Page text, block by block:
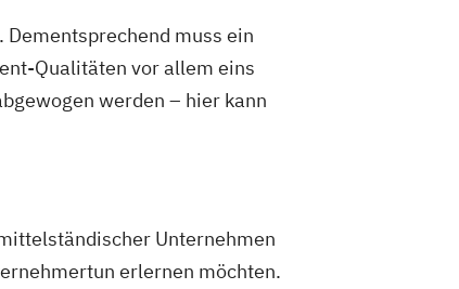
muss ein
Qualitäten vor allem eins
werden – hier kann
Unternehmen
erlernen möchten.